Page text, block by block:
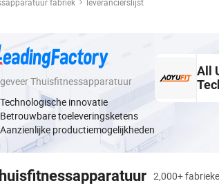
Thuisfitnessapparatuur
Technologische innovatie
Betrouwbare toeleveringsketens
Aanzienlijke productiemogelijkheden
All
2,000+